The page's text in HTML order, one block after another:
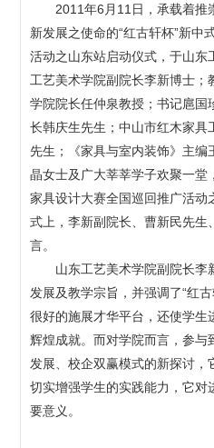
2011年6月11日，承载着推
新发展之使命的“红古轩杯”新中
活动之山东站启动仪式，于山东
工艺美术学院副院长李新博士
学院院长任仲泉教授；书记扈国
长韩庆生先生；中山市红木家具
先生；《家具与室内装饰》主编
晶女士及广大莘莘学子欢聚一堂
家具设计大赛全国巡回推广活动
式上，李新副院长、曹新民先生
言。
山东工艺美术学院副院长李
发展及教学宗旨，并强调了“红
很好的施展才华平台，还使学生
辉煌成就。而对学院而言，参与
发展、校企双赢模式的新探讨，
切实增强学生的实践能力，它对
要意义。